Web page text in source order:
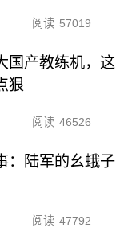
阅读 57019
国产教练机，这
狠
阅读 46526
：陆军的幺蛾子
阅读 47792